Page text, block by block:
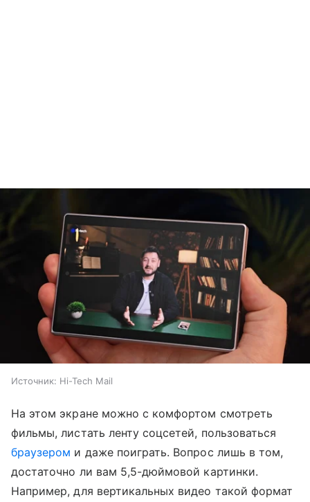
Источник: Hi-Tech Mail
На этом экране можно с комфортом смотреть
фильмы, листать ленту соцсетей, пользоваться
браузером и даже поиграть. Вопрос лишь в том,
достаточно ли вам 5,5-дюймовой картинки.
Например, для вертикальных видео такой формат